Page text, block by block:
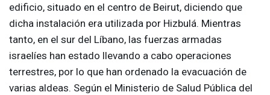
edificio, situado en el centro de Beirut, diciendo que
dicha instalación era utilizada por Hizbulá. Mientras
tanto, en el sur del Líbano, las fuerzas armadas
israelíes han estado llevando a cabo operaciones
terrestres, por lo que han ordenado la evacuación de
varias aldeas. Según el Ministerio de Salud Pública del